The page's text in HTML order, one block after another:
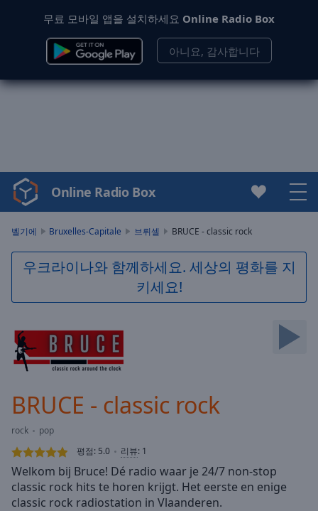
무료 모바일 앱을 설치하세요 Online Radio Box
아니요, 감사합니다
Video
Player
Play
Video
Skip
Skip
Forward
Mute
Current
Loaded :
0.00%
Stream
TypeLIVE
Seek to
Online Radio Box
벨기에 Bruxelles-Capitale 브뤼셀 BRUCE - classic rock
우크라이나와 함께하세요. 세상의 평화를 지
키세요!
BRUCE - classic rock
rock
pop
평점: 5.0 리뷰: 1
Welkom bij Bruce! Dé radio waar je 24/7 non-stop
classic rock hits te horen krijgt. Het eerste en enige
classic rock radiostation in Vlaanderen.